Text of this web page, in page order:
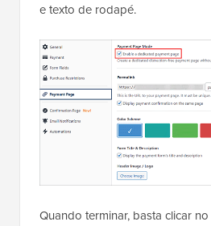
e texto de rodapé.
Quando terminar, basta clicar no